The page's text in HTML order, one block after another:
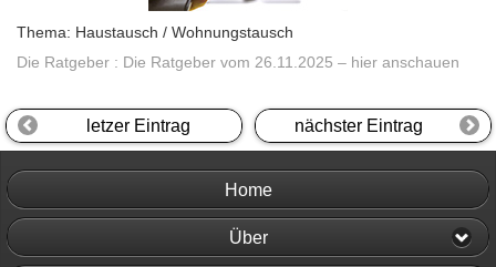
Thema: Haustausch / Wohnungstausch
Die Ratgeber : Die Ratgeber vom 26.11.2025 – hier anschauen
letzer Eintrag nächster Eintrag
Home
Über